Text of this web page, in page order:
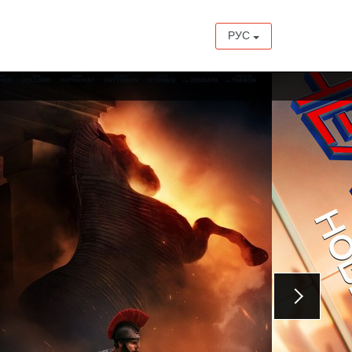
РУС
с 20 августа